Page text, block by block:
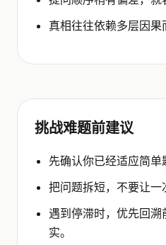
真相往往依赖多层因果
挑战难题前建议
先确认你已经适应简单
把问题拆短，不要让一
遇到停滞时，优先回
实。